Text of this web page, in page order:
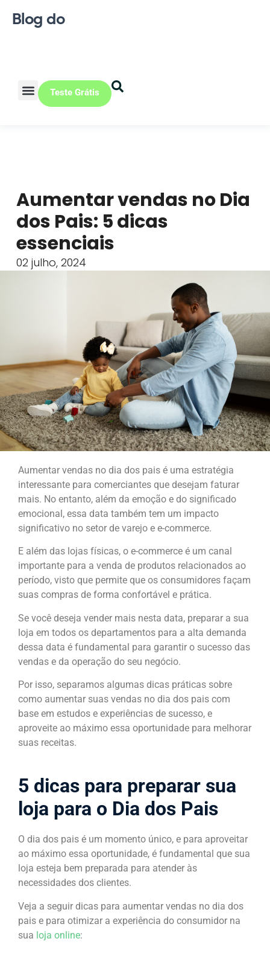
Blog do
Teste Grátis
Aumentar vendas no Dia
dos Pais: 5 dicas
essenciais
02 julho, 2024
Aumentar vendas no dia dos pais é uma estratégia
interessante para comerciantes que desejam faturar
mais. No entanto, além da emoção e do significado
emocional, essa data também tem um impacto
significativo no setor de varejo e e-commerce.
E além das lojas físicas, o e-commerce é um canal
importante para a venda de produtos relacionados ao
período, visto que permite que os consumidores façam
suas compras de forma confortável e prática.
Se você deseja vender mais nesta data, preparar a sua
loja em todos os departamentos para a alta demanda
dessa data é fundamental para garantir o sucesso das
vendas e da operação do seu negócio.
Por isso, separamos algumas dicas práticas sobre
como aumentar suas vendas no dia dos pais com
base em estudos e experiências de sucesso, e
aproveite ao máximo essa oportunidade para melhorar
suas receitas.
5 dicas para preparar sua
loja para o Dia dos Pais
O dia dos pais é um momento único, e para aproveitar
ao máximo essa oportunidade, é fundamental que sua
loja esteja bem preparada para atender às
necessidades dos clientes.
Veja a seguir dicas para aumentar vendas no dia dos
pais e para otimizar a experiência do consumidor na
sua loja online: